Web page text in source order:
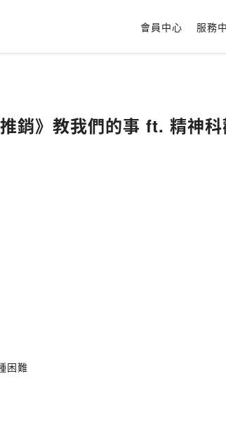
會員中心 服務
銷》教我們的事 ft. 精神
困難